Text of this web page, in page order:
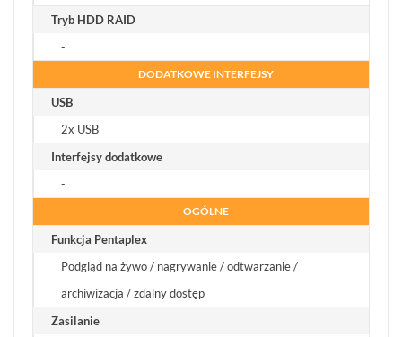
Tryb HDD RAID
-
DODATKOWE INTERFEJSY
USB
2x USB
Interfejsy dodatkowe
-
OGÓLNE
Funkcja Pentaplex
Podgląd na żywo / nagrywanie / odtwarzanie /
archiwizacja / zdalny dostęp
Zasilanie